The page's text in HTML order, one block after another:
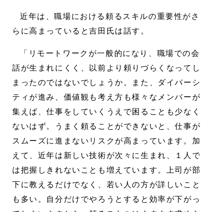
近年は、職場における頼るスキルの重要性がさ
らに高まっていると吉田氏は話す。
「リモートワークが一般的になり、職場での会
話が生まれにくく、以前より頼りづらくなってし
まったのではないでしょうか。また、ダイバーシ
ティが進み、価値観も考え方も様々なメンバーが
集えば、仕事をしていくうえで困ることも少なく
ないはず。うまく頼ることができないと、仕事が
スムーズに進まないリスクが高まっています。加
えて、近年は新しい技術が次々に生まれ、１人で
は把握しきれないことも増えています。上司が部
下に教えるだけでなく、若い人の方が詳しいこと
も多い。自分だけでやろうとすると効率が下がっ